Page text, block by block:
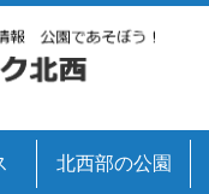
北西部の公園